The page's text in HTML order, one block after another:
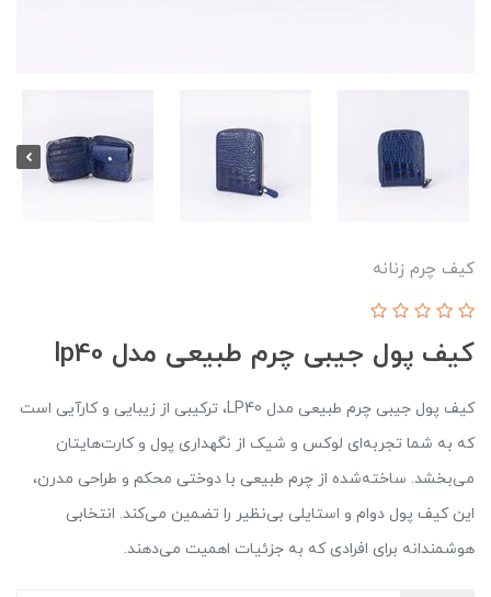
کیف چرم زنانه
کیف پول جیبی چرم طبیعی مدل lp40
کیف پول جیبی چرم طبیعی مدل LP40، ترکیبی از زیبایی و کارآیی است
که به شما تجربه‌ای لوکس و شیک از نگهداری پول و کارت‌هایتان
می‌بخشد. ساخته‌شده از چرم طبیعی با دوختی محکم و طراحی مدرن،
این کیف پول دوام و استایلی بی‌نظیر را تضمین می‌کند. انتخابی
هوشمندانه برای افرادی که به جزئیات اهمیت می‌دهند.